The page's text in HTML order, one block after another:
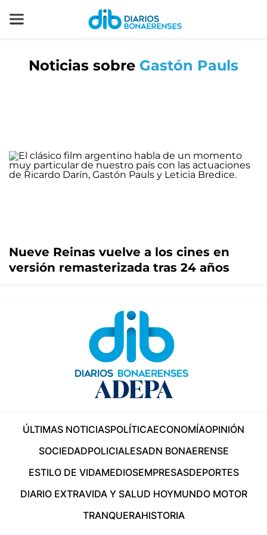
Noticias sobre Gastón Pauls
Nueve Reinas vuelve a los cines en
versión remasterizada tras 24 años
ÚLTIMAS NOTICIASPOLÍTICAECONOMÍAOPINIÓN
SOCIEDADPOLICIALESADN BONAERENSE
ESTILO DE VIDAMEDIOSEMPRESASDEPORTES
DIARIO EXTRAVIDA Y SALUD HOYMUNDO MOTOR
TRANQUERAHISTORIA